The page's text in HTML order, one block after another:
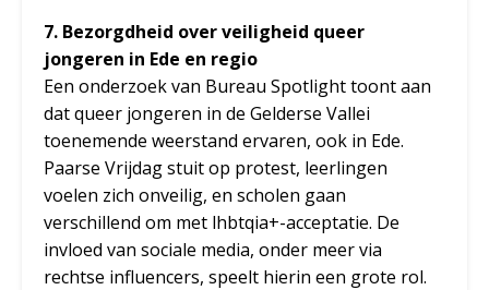
7. Bezorgdheid over veiligheid queer
jongeren in Ede en regio
Een onderzoek van Bureau Spotlight toont aan
dat queer jongeren in de Gelderse Vallei
toenemende weerstand ervaren, ook in Ede.
Paarse Vrijdag stuit op protest, leerlingen
voelen zich onveilig, en scholen gaan
verschillend om met lhbtqia+-acceptatie. De
invloed van sociale media, onder meer via
rechtse influencers, speelt hierin een grote rol.